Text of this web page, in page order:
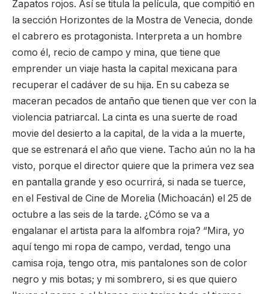
Zapatos rojos. Así se titula la película, que compitió en
la sección Horizontes de la Mostra de Venecia, donde
el cabrero es protagonista. Interpreta a un hombre
como él, recio de campo y mina, que tiene que
emprender un viaje hasta la capital mexicana para
recuperar el cadáver de su hija. En su cabeza se
maceran pecados de antaño que tienen que ver con la
violencia patriarcal. La cinta es una suerte de road
movie del desierto a la capital, de la vida a la muerte,
que se estrenará el año que viene. Tacho aún no la ha
visto, porque el director quiere que la primera vez sea
en pantalla grande y eso ocurrirá, si nada se tuerce,
en el Festival de Cine de Morelia (Michoacán) el 25 de
octubre a las seis de la tarde. ¿Cómo se va a
engalanar el artista para la alfombra roja? “Mira, yo
aquí tengo mi ropa de campo, verdad, tengo una
camisa roja, tengo otra, mis pantalones son de color
negro y mis botas; y mi sombrero, si es que quiero